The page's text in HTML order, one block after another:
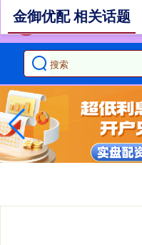
金御优配 相关话题